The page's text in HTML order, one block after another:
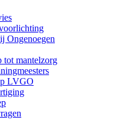
Ongenoegen
tot mantelzorg
LVGO